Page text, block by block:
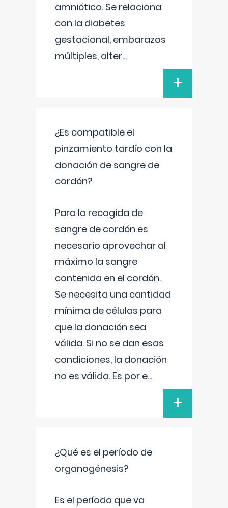
amniótico. Se relaciona
con la diabetes
gestacional, embarazos
múltiples, alter...
+
¿Es compatible el
pinzamiento tardío con la
donación de sangre de
cordón?
Para la recogida de
sangre de cordón es
necesario aprovechar al
máximo la sangre
contenida en el cordón.
Se necesita una cantidad
mínima de células para
que la donación sea
válida. Si no se dan esas
condiciones, la donación
no es válida. Es por e...
+
¿Qué es el período de
organogénesis?
Es el período que va